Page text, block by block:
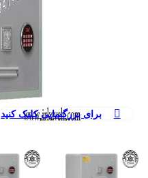
برای بزرگنمایی کلیک کنید